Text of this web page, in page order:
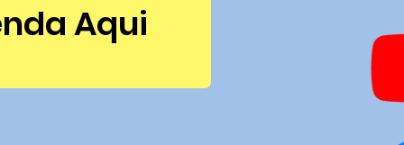
Aqui